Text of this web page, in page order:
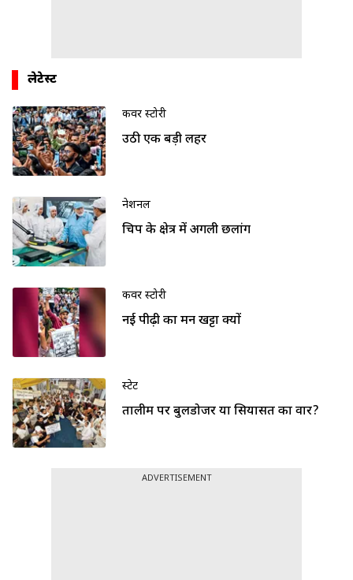
लेटेस्ट
कवर स्टोरी
उठी एक बड़ी लहर
नेशनल
चिप के क्षेत्र में अगली छलांग
कवर स्टोरी
नई पीढ़ी का मन खट्टा क्यों
स्टेट
तालीम पर बुलडोजर या सियासत का वार?
ADVERTISEMENT